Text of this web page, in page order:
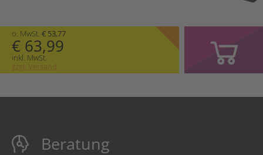
o. MwSt. € 53,77
€ 63,99
inkl. MwSt.
zzgl. Versand
Beratung